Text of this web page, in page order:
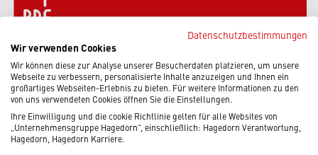
PRESSEMELDUNG_DEUTSCHLANDS_GRO__SSTE
Download
Datenschutzbestimmungen
Wir verwenden Cookies
Wir können diese zur Analyse unserer Besucherdaten platzieren, um unsere
Webseite zu verbessern, personalisierte Inhalte anzuzeigen und Ihnen ein
großartiges Webseiten-Erlebnis zu bieten. Für weitere Informationen zu den
von uns verwendeten Cookies öffnen Sie die Einstellungen.
Ihre Einwilligung und die cookie Richtlinie gelten für alle Websites von
„Unternehmensgruppe Hagedorn“, einschließlich: Hagedorn Verantwortung,
Hagedorn, Hagedorn Karriere.